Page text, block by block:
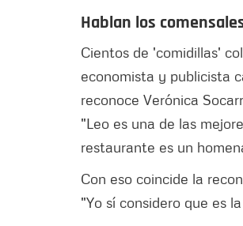
Hablan los
Cientos de 'comidillas'
economista y publicista
reconoce Verónica
"Leo es una de las
restaurante es un
Con eso coincide la
"Yo sí considero que es